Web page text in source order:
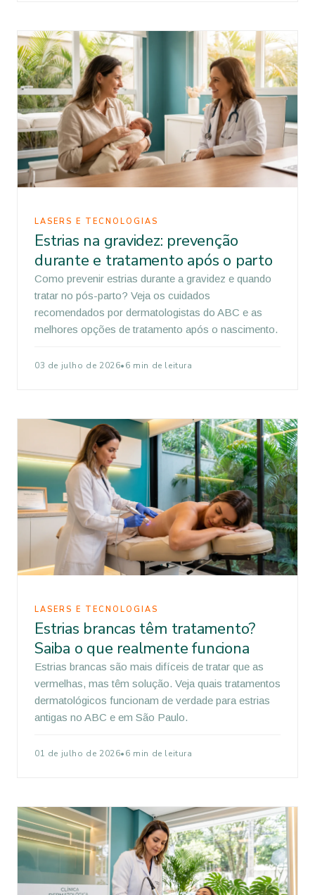
LASERS E TECNOLOGIAS
Estrias na gravidez: prevenção
durante e tratamento após o parto
Como prevenir estrias durante a gravidez e quando
tratar no pós-parto? Veja os cuidados
recomendados por dermatologistas do ABC e as
melhores opções de tratamento após o nascimento.
03 de julho de 2026•6 min de leitura
LASERS E TECNOLOGIAS
Estrias brancas têm tratamento?
Saiba o que realmente funciona
Estrias brancas são mais difíceis de tratar que as
vermelhas, mas têm solução. Veja quais tratamentos
dermatológicos funcionam de verdade para estrias
antigas no ABC e em São Paulo.
01 de julho de 2026•6 min de leitura